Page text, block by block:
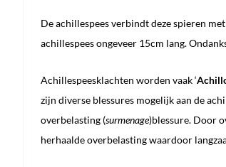
De achillespees verbindt deze spieren
achillespees ongeveer 15cm lang.
Achillespeesklachten worden vaak ‘
zijn diverse blessures mogelijk aan de
overbelasting (surmenage)blessure. Door
herhaalde overbelasting waardoor